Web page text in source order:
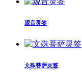
观音灵签
文殊菩萨灵签